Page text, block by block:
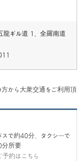
ギル道 1、全羅南道
から大衆交通をご利用頂
で約40分、タクシーで
分所要
約はこちら